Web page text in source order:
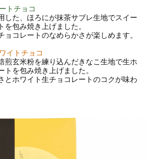
トチョコ
した、ほろにが抹茶サブレ生地でスイー
を包み焼き上げました。
ョコレートのなめらかさが楽しめます。
イトチョコ
煎玄米粉を練り込んだきなこ生地で生ホ
トを包み焼き上げました。
とホワイト生チョコレートのコクが味わ